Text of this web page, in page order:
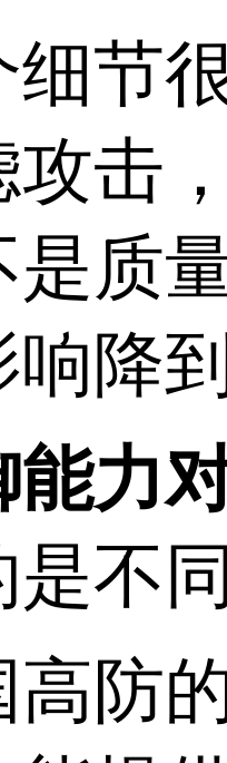
很
击
是质
响降
对
是不
的